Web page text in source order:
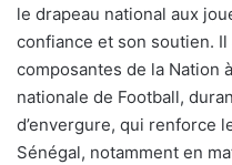
le drapeau national aux
confiance et son soutien.
composantes de la Nation
nationale de Football,
d’envergure, qui renforce
Sénégal, notamment en